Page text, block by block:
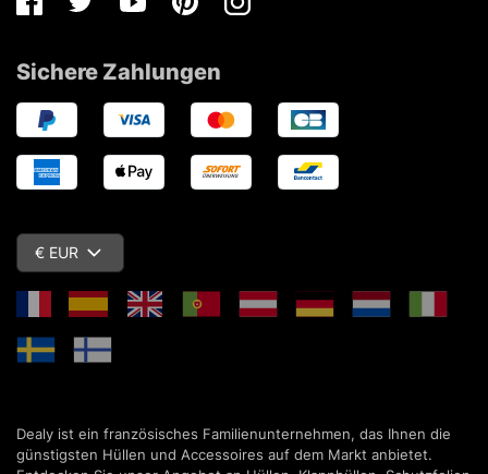
FacebookTwitterYoutubePinterestInstagram
Sichere Zahlungen
€ EUR
Dealy ist ein französisches Familienunternehmen, das Ihnen die
günstigsten Hüllen und Accessoires auf dem Markt anbietet.